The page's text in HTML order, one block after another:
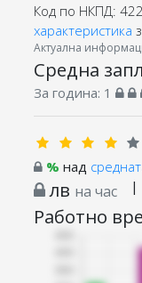
Код по НКПД:
характеристика
Актуална
Средна
За година: 1
% над
лв на час |
Работно